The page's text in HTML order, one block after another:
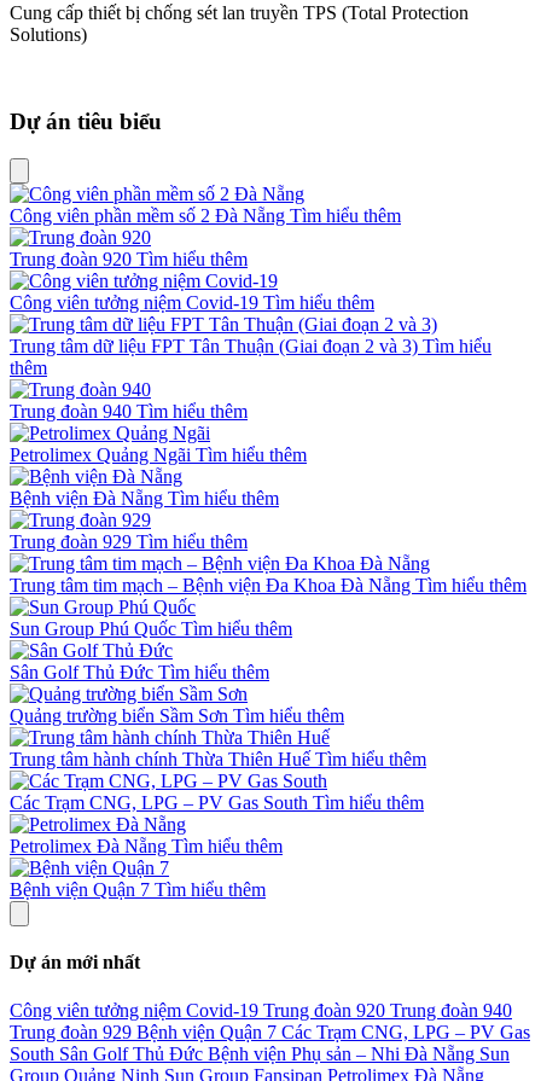
Cung cấp thiết bị chống sét lan truyền TPS (Total Protection
Solutions)
Dự án tiêu biểu
Công viên phần mềm số 2 Đà Nẵng Tìm hiểu thêm
Trung đoàn 920 Tìm hiểu thêm
Công viên tưởng niệm Covid-19 Tìm hiểu thêm
Trung tâm dữ liệu FPT Tân Thuận (Giai đoạn 2 và 3) Tìm hiểu
thêm
Trung đoàn 940 Tìm hiểu thêm
Petrolimex Quảng Ngãi Tìm hiểu thêm
Bệnh viện Đà Nẵng Tìm hiểu thêm
Trung đoàn 929 Tìm hiểu thêm
Trung tâm tim mạch – Bệnh viện Đa Khoa Đà Nẵng Tìm hiểu thêm
Sun Group Phú Quốc Tìm hiểu thêm
Sân Golf Thủ Đức Tìm hiểu thêm
Quảng trường biển Sầm Sơn Tìm hiểu thêm
Trung tâm hành chính Thừa Thiên Huế Tìm hiểu thêm
Các Trạm CNG, LPG – PV Gas South Tìm hiểu thêm
Petrolimex Đà Nẵng Tìm hiểu thêm
Bệnh viện Quận 7 Tìm hiểu thêm
Dự án mới nhất
Công viên tưởng niệm Covid-19 Trung đoàn 920 Trung đoàn 940
Trung đoàn 929 Bệnh viện Quận 7 Các Trạm CNG, LPG – PV Gas
South Sân Golf Thủ Đức Bệnh viện Phụ sản – Nhi Đà Nẵng Sun
Group Quảng Ninh Sun Group Fansipan Petrolimex Đà Nẵng